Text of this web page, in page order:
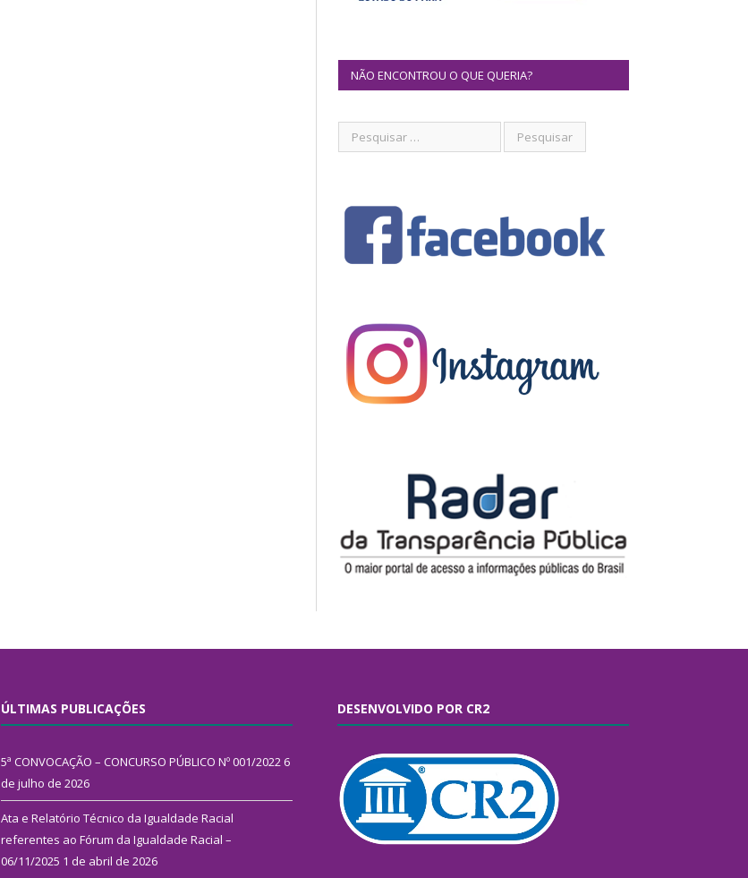
NÃO ENCONTROU O QUE QUERIA?
ÚLTIMAS PUBLICAÇÕES
5ª CONVOCAÇÃO – CONCURSO PÚBLICO Nº 001/2022 6
de julho de 2026
Ata e Relatório Técnico da Igualdade Racial
referentes ao Fórum da Igualdade Racial –
06/11/2025 1 de abril de 2026
DESENVOLVIDO POR CR2